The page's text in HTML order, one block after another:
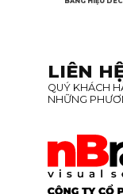
LIÊN
QUÝ KHÁCH
NHỮNG